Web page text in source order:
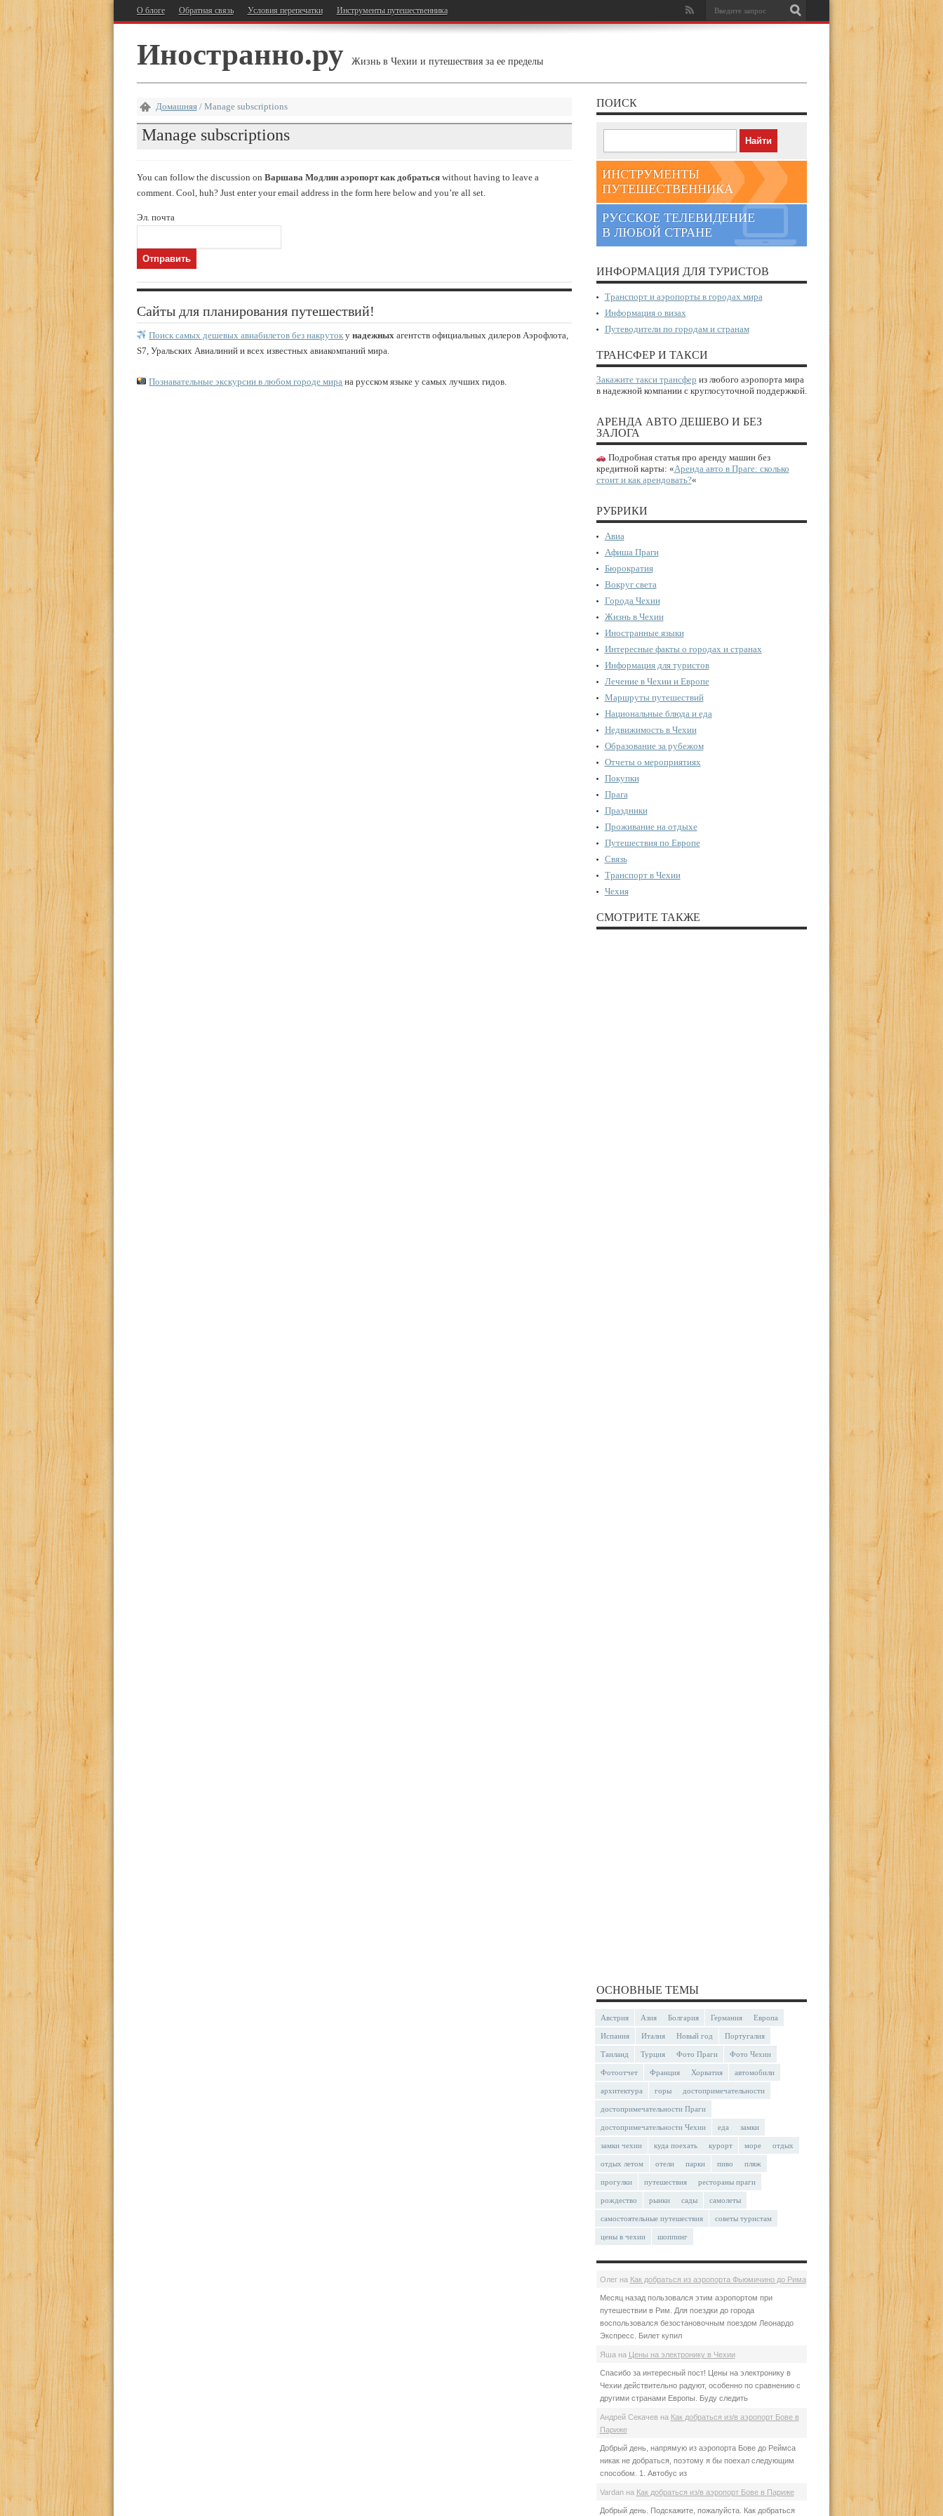
О блоге Обратная связь Условия перепечатки Инструменты путешественника
Иностранно.ру Жизнь в Чехии и путешествия за ее пределы
Домашняя/ Manage subscriptions
Manage subscriptions
You can follow the discussion on Варшава Модлин аэропорт как добратьсяwithout having to leave a
comment. Cool, huh? Just enter your email address in the form here below and you’re all set.
Эл. почта
Сайты для планирования путешествий!
Поиск самых дешевых авиабилетов без накруток унадежных агентств официальных дилеров Аэрофлота,
S7, Уральских Авиалиний и всех известных авиакомпаний мира.
Познавательные экскурсии в любом городе мира на русском языке у самых лучших гидов.
ПОИСК
ИНСТРУМЕНТЫ
ПУТЕШЕСТВЕННИКА
РУССКОЕ ТЕЛЕВИДЕНИЕ
В ЛЮБОЙ СТРАНЕ
ИНФОРМАЦИЯ ДЛЯ ТУРИСТОВ
Транспорт и аэропорты в городах мира
Информация о визах
Путеводители по городам и странам
ТРАНСФЕР И ТАКСИ
Закажите такси трансфер из любого аэропорта мира
в надежной компании с круглосуточной поддержкой.
АРЕНДА АВТО ДЕШЕВО И БЕЗ
ЗАЛОГА
Подробная статья про аренду машин без
кредитной карты: «Аренда авто в Праге: сколько
стоит и как арендовать?«
РУБРИКИ
Авиа
Афиша Праги
Бюрократия
Вокруг света
Города Чехии
Жизнь в Чехии
Иностранные языки
Интересные факты о городах и странах
Информация для туристов
Лечение в Чехии и Европе
Маршруты путешествий
Национальные блюда и еда
Недвижимость в Чехии
Образование за рубежом
Отчеты о мероприятиях
Покупки
Прага
Праздники
Проживание на отдыхе
Путешествия по Европе
Связь
Транспорт в Чехии
Чехия
СМОТРИТЕ ТАКЖЕ
ОСНОВНЫЕ ТЕМЫ
Австрия Азия Болгария Германия Европа
Испания Италия Новый год Португалия
Таиланд Турция Фото Праги Фото Чехии
Фотоотчет Франция Хорватия автомобили
архитектура горы достопримечательности
достопримечательности Праги
достопримечательности Чехии еда замки
замки чехии куда поехать курорт море отдых
отдых летом отели парки пиво пляж
прогулки путешествия рестораны праги
рождество рынки сады самолеты
самостоятельные путешествия советы туристам
цены в чехии шоппинг
Олегна Как добраться из аэропорта Фьюмичино до Рима
Месяц назад пользовался этим аэропортом при
путешествии в Рим. Для поездки до города
воспользовался безостановочным поездом Леонардо
Экспресс. Билет купил
Яша на Цены на электронику в Чехии
Спасибо за интересный пост! Цены на электронику в
Чехии действительно радуют, особенно по сравнению с
другими странами Европы. Буду следить
Андрей Секачев на Как добраться из/в аэропорт Бове в
Париже
Добрый день, напрямую из аэропорта Бове до Реймса
никак не добраться, поэтому я бы поехал следующим
способом. 1. Автобус из
Vardanна Как добраться из/в аэропорт Бове в Париже
Добрый день. Подскажите, пожалуйста. Как добраться